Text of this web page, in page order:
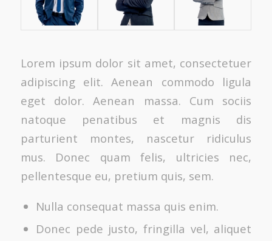
Lorem ipsum dolor sit amet, consectetuer
adipiscing elit. Aenean commodo ligula
eget dolor. Aenean massa. Cum sociis
natoque penatibus et magnis dis
parturient montes, nascetur ridiculus
mus. Donec quam felis, ultricies nec,
pellentesque eu, pretium quis, sem.
Nulla consequat massa quis enim.
Donec pede justo, fringilla vel, aliquet